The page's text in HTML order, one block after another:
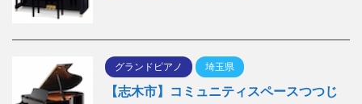
グランドピアノ 埼玉県
【志木市】コミュニティスペースつつじ